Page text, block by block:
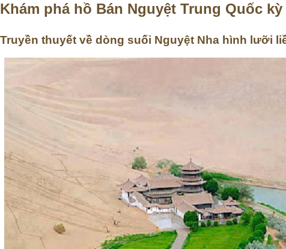
Khám phá hồ Bán Nguyệt Trung Quốc
Truyền thuyết về dòng suối Nguyệt Nha hình lưỡi